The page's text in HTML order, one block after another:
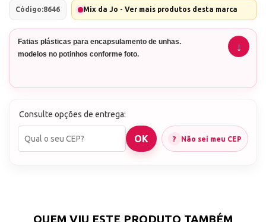
Código:8646 Mix da Jo - Ver mais produtos desta marca
Fatias plásticas para encapsulamento de unhas.
modelos no potinhos conforme foto.
Consulte opções de entrega:
Não sei meu CEP
QUEM VIU ESTE PRODUTO TAMBÉM